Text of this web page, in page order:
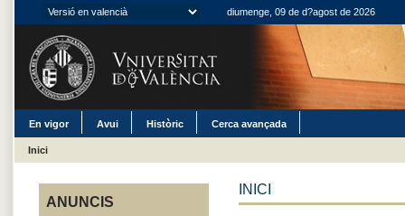
diumenge, 09 de d?agost de 2026
En vigor Avui Històric Cerca avançada
Inici
ANUNCIS
INICI